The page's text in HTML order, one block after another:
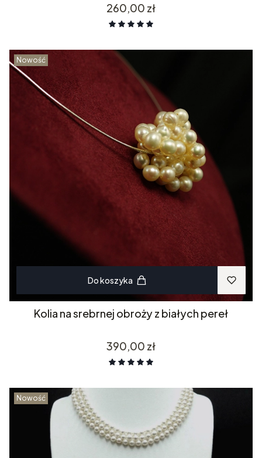
Cena
260,00 zł
Nowość
Do koszyka
Kolia na srebrnej obroży z białych pereł
Cena
390,00 zł
Nowość